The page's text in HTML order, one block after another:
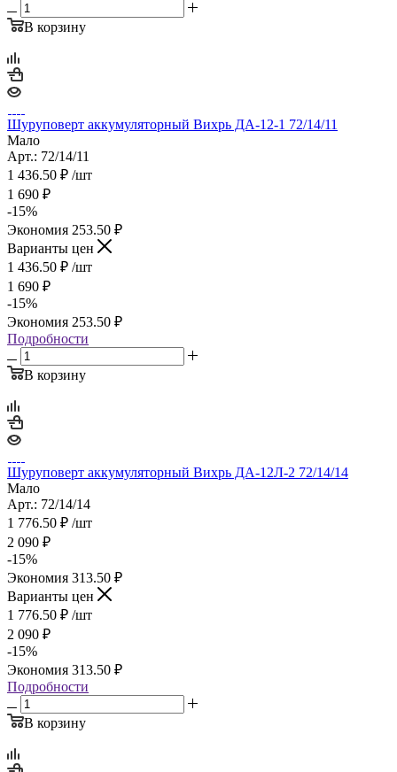
В корзину
Шуруповерт аккумуляторный Вихрь ДА-12-1 72/14/11
Мало
Арт.: 72/14/11
1 436.50 ₽ /шт
1 690 ₽
-15%
Экономия 253.50 ₽
Варианты цен
1 436.50 ₽ /шт
1 690 ₽
-15%
Экономия 253.50 ₽
Подробности
В корзину
Шуруповерт аккумуляторный Вихрь ДА-12Л-2 72/14/14
Мало
Арт.: 72/14/14
1 776.50 ₽ /шт
2 090 ₽
-15%
Экономия 313.50 ₽
Варианты цен
1 776.50 ₽ /шт
2 090 ₽
-15%
Экономия 313.50 ₽
Подробности
В корзину